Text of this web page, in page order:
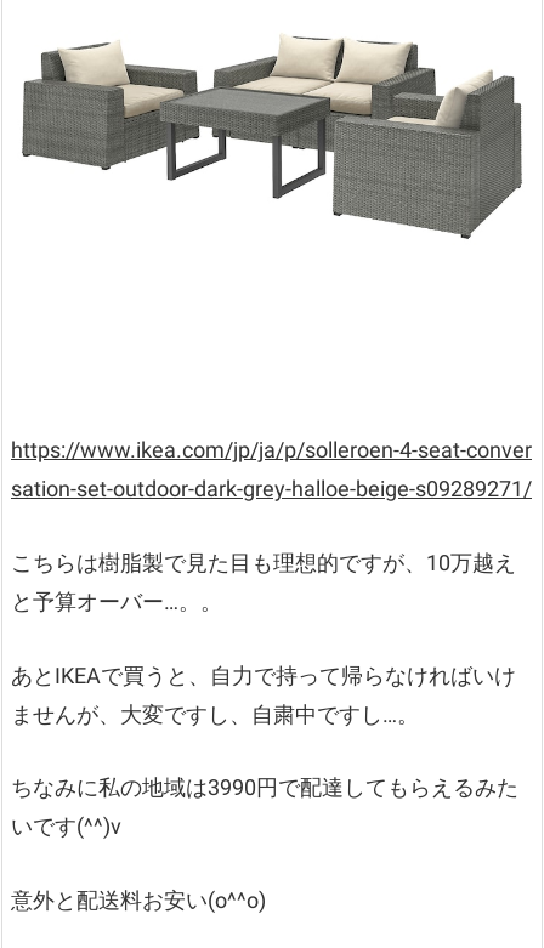
https://www.ikea.com/jp/ja/p/solleroen-4-seat-conver
sation-set-outdoor-dark-grey-halloe-beige-s09289271/
こちらは樹脂製で見た目も理想的ですが、10万越え
と予算オーバー…。。
あとIKEAで買うと、自力で持って帰らなければいけ
ませんが、大変ですし、自粛中ですし…。
ちなみに私の地域は3990円で配達してもらえるみた
いです(^^)v
意外と配送料お安い(o^^o)